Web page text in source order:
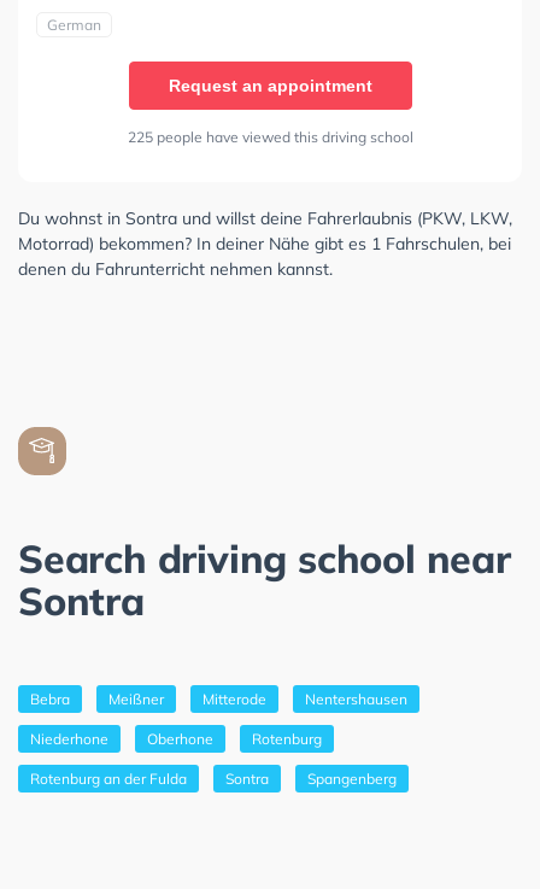
German
Request an appointment
225 people have viewed this driving school
Du wohnst in Sontra und willst deine Fahrerlaubnis (PKW, LKW,
Motorrad) bekommen? In deiner Nähe gibt es 1 Fahrschulen, bei
denen du Fahrunterricht nehmen kannst.
Search driving school near
Sontra
Bebra Meißner Mitterode Nentershausen
Niederhone Oberhone Rotenburg
Rotenburg an der Fulda Sontra Spangenberg